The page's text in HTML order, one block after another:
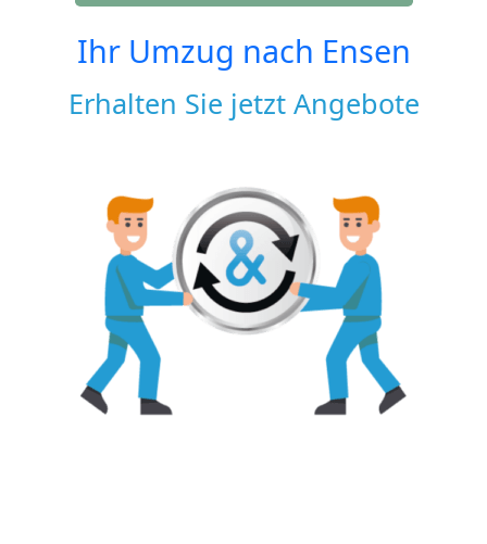
Ihr Umzug nach Ensen
Erhalten Sie jetzt Angebote